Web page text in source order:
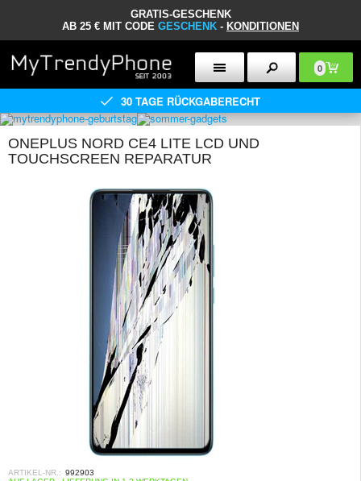
GRATIS-GESCHENK
AB 25 € MIT CODE GESCHENK - KONDITIONEN
0
30 TAGE RÜCKGABERECHT
ONEPLUS NORD CE4 LITE LCD UND
TOUCHSCREEN REPARATUR
ARTIKEL-NR.: 992903